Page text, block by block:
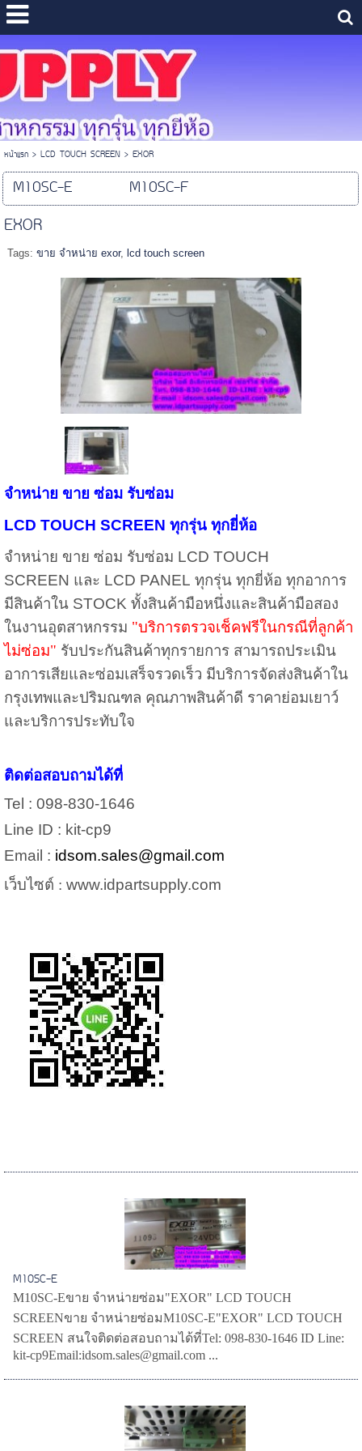
หน้าแรก> LCD TOUCH SCREEN> EXOR
M10SC-E M10SC-F
EXOR
Tags: ขาย จำหน่าย exor, lcd touch screen
จำหน่าย ขาย ซ่อม รับซ่อม
LCD TOUCH SCREEN ทุกรุ่น ทุกยี่ห้อ
จำหน่าย ขาย ซ่อม รับซ่อม LCD TOUCH
SCREEN และ LCD PANEL ทุกรุ่น ทุกยี่ห้อ ทุกอาการ
มีสินค้าในSTOCK ทั้งสินค้ามือหนึ่งและสินค้ามือสอง
ในงานอุตสาหกรรม "บริการตรวจเช็คฟรีในกรณีที่ลูกค้า
ไม่ซ่อม" รับประกันสินค้าทุกรายการ สามารถประเมิน
อาการเสียและซ่อมเสร็จรวดเร็ว มีบริการจัดส่งสินค้าใน
กรุงเทพและปริมณฑล คุณภาพสินค้าดี ราคาย่อมเยาว์
และบริการประทับใจ
ติดต่อสอบถามได้ที่
Tel : 098-830-1646
Line ID : kit-cp9
Email : idsom.sales@gmail.com
เว็บไซต์ : www.idpartsupply.com
M10SC-E
M10SC-Eขาย จำหน่ายซ่อม"EXOR" LCD TOUCH
SCREENขาย จำหน่ายซ่อมM10SC-E"EXOR" LCD TOUCH
SCREEN สนใจติดต่อสอบถามได้ที่Tel: 098-830-1646 ID Line:
kit-cp9Email:idsom.sales@gmail.com ...